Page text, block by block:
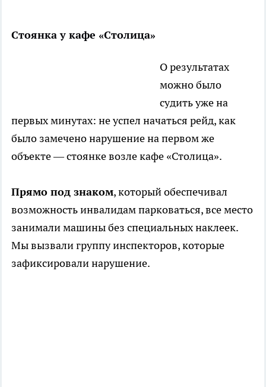
Стоянка у кафе «Столица»
О результатах
можно было
судить уже на
первых минутах: не успел начаться рейд, как
было замечено нарушение на первом же
объекте — стоянке возле кафе «Столица».
Прямо под знаком, который обеспечивал
возможность инвалидам парковаться, все место
занимали машины без специальных наклеек.
Мы вызвали группу инспекторов, которые
зафиксировали нарушение.